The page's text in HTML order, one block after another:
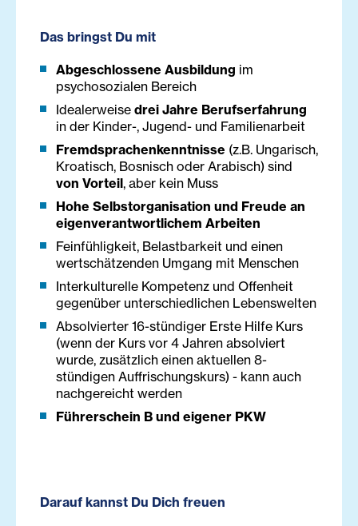
Das bringst Du mit
Abgeschlossene Ausbildung im
psychosozialen Bereich
Idealerweise drei Jahre Berufserfahrung
in der Kinder-, Jugend- und Familienarbeit
Fremdsprachenkenntnisse (z.B. Ungarisch,
Kroatisch, Bosnisch oder Arabisch) sind
von Vorteil, aber kein Muss
Hohe Selbstorganisation und Freude an
eigenverantwortlichem Arbeiten
Feinfühligkeit, Belastbarkeit und einen
wertschätzenden Umgang mit Menschen
Interkulturelle Kompetenz und Offenheit
gegenüber unterschiedlichen Lebenswelten
Absolvierter 16-stündiger Erste Hilfe Kurs
(wenn der Kurs vor 4 Jahren absolviert
wurde, zusätzlich einen aktuellen 8-
stündigen Auffrischungskurs) - kann auch
nachgereicht werden
Führerschein B und eigener PKW
Darauf kannst Du Dich freuen